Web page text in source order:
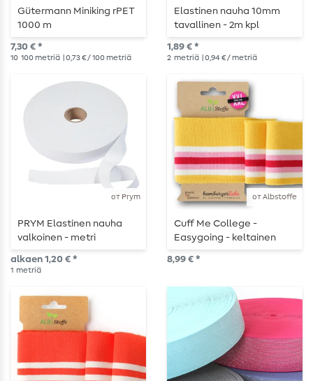
Gütermann Miniking rPET
1000 m
7,30 € *
10 100 metriä | 0,73 € / 100 metriä
Elastinen nauha 10mm
tavallinen - 2m kpl
1,89 € *
2 metriä | 0,94 € / metriä
от Prym
PRYM Elastinen nauha
valkoinen - metri
kerrallaan
alkaen 1,20 € *
1 metriä
от Albstoffe
Cuff Me College -
Easygoing - keltainen
8,99 € *